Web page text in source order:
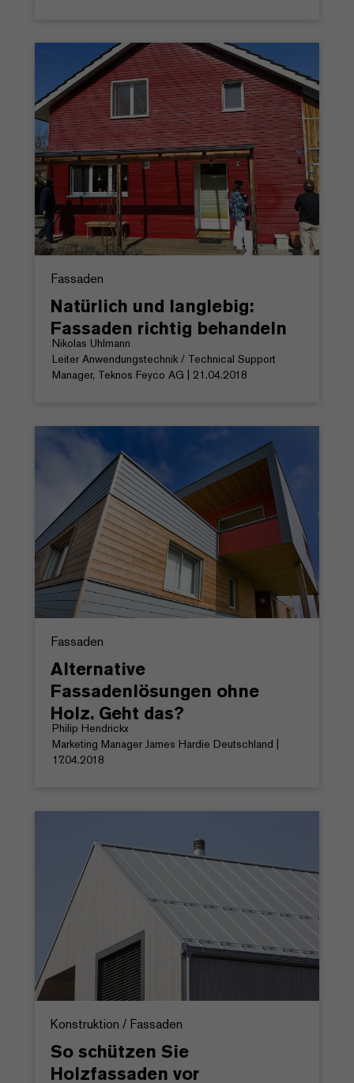
Fassaden
Natürlich und langlebig:
Fassaden richtig behandeln
Nikolas Uhlmann
Leiter Anwendungstechnik / Technical Support
Manager, Teknos Feyco AG | 21.04.2018
Fassaden
Alternative
Fassadenlösungen ohne
Holz. Geht das?
Philip Hendrickx
Marketing Manager James Hardie Deutschland |
17.04.2018
Konstruktion / Fassaden
So schützen Sie
Holzfassaden vor